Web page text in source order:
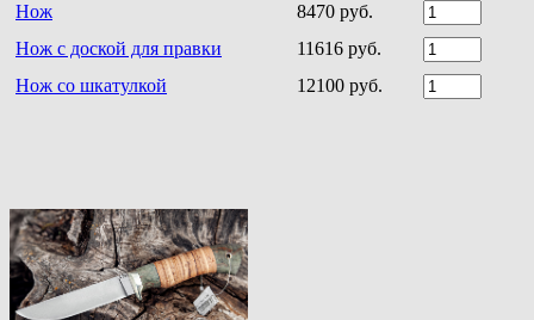
Нож
8470 руб.
Нож с доской для правки
11616 руб.
Нож со шкатулкой
12100 руб.